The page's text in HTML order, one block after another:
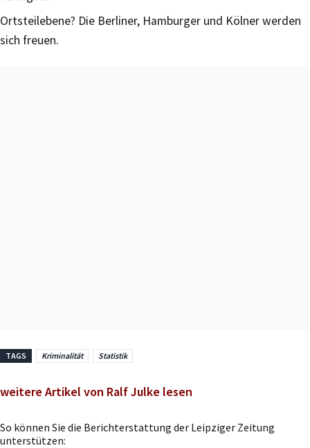
Ortsteilebene? Die Berliner, Hamburger und Kölner werden
sich freuen.
TAGS Kriminalität Statistik
weitere Artikel von Ralf Julke lesen
So können Sie die Berichterstattung der Leipziger Zeitung
unterstützen: